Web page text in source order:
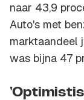
naar 43,9
Auto's met
marktaandeel
was bijna 47